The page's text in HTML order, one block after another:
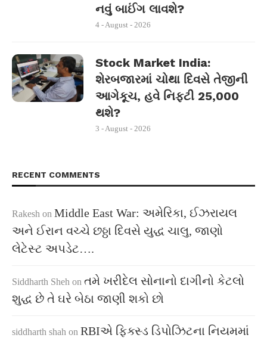
નવું બાઈંગ લાવશે?
4 - August - 2026
Stock Market India:
શેરબજારમાં ચોથા દિવસે તેજીની
આગેકૂચ, હવે નિફ્ટી 25,000
થશે?
3 - August - 2026
RECENT COMMENTS
Rakesh on Middle East War: અમેરિકા, ઈઝરાયલ
અને ઈરાન વચ્ચે છઠ્ઠા દિવસે યુદ્ધ ચાલુ, જાણો
લેટેસ્ટ અપડેટ….
Siddharth Sheh on તમે ખરીદેલ સોનાનો દાગીનો કેટલો
શુદ્ધ છે તે ઘરે બેઠા જાણી શકો છો
siddharth shah on RBIએ ફિક્સ્ડ ડિપોઝિટના નિયમમાં